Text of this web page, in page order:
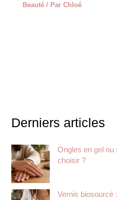
Beauté / ParChloé
Derniers articles
Ongles en gel ou
choisir ?
Vernis biosourcé